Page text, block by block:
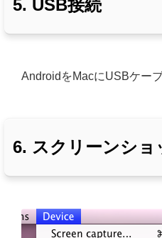
5. USB接続
AndroidをMacにUSBケー
6. スクリーンショ